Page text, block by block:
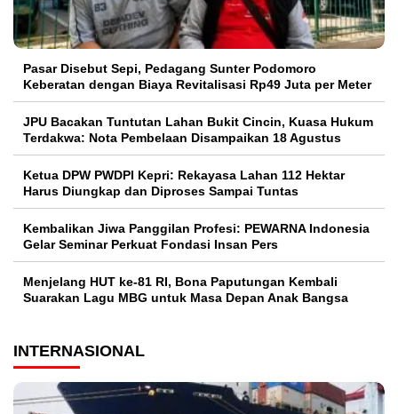
Pasar Disebut Sepi, Pedagang Sunter Podomoro
Keberatan dengan Biaya Revitalisasi Rp49 Juta per Meter
JPU Bacakan Tuntutan Lahan Bukit Cincin, Kuasa Hukum
Terdakwa: Nota Pembelaan Disampaikan 18 Agustus
Ketua DPW PWDPI Kepri: Rekayasa Lahan 112 Hektar
Harus Diungkap dan Diproses Sampai Tuntas
Kembalikan Jiwa Panggilan Profesi: PEWARNA Indonesia
Gelar Seminar Perkuat Fondasi Insan Pers
Menjelang HUT ke-81 RI, Bona Paputungan Kembali
Suarakan Lagu MBG untuk Masa Depan Anak Bangsa
INTERNASIONAL